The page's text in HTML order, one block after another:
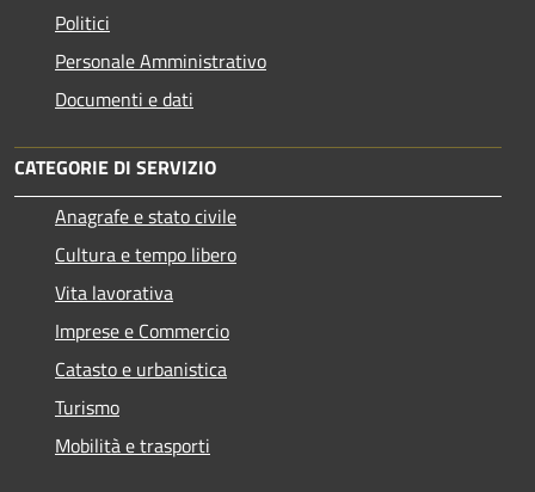
Politici
Personale Amministrativo
Documenti e dati
CATEGORIE DI SERVIZIO
Anagrafe e stato civile
Cultura e tempo libero
Vita lavorativa
Imprese e Commercio
Catasto e urbanistica
Turismo
Mobilità e trasporti